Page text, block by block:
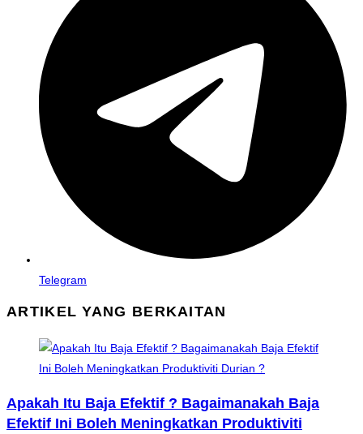
window
Telegram
ARTIKEL YANG BERKAITAN
Apakah Itu Baja Efektif ? Bagaimanakah Baja
Efektif Ini Boleh Meningkatkan Produktiviti